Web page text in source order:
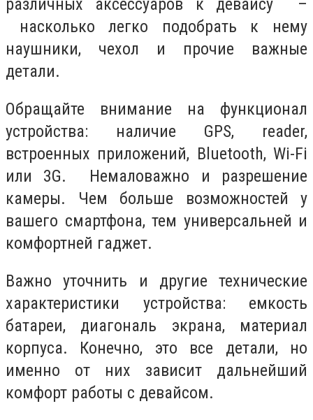
различных аксессуаров к девайсу –
насколько легко подобрать к нему
наушники, чехол и прочие важные
детали.
Обращайте внимание на функционал
устройства: наличие GPS, reader,
встроенных приложений, Bluetooth, Wi-Fi
или 3G. Немаловажно и разрешение
камеры. Чем больше возможностей у
вашего смартфона, тем универсальней и
комфортней гаджет.
Важно уточнить и другие технические
характеристики устройства: емкость
батареи, диагональ экрана, материал
корпуса. Конечно, это все детали, но
именно от них зависит дальнейший
комфорт работы с девайсом.